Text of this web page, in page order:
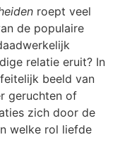
roept veel
de populaire
relatie eruit? In
beeld van
geruchten of
zich door de
welke rol liefde